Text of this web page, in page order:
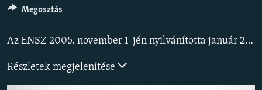
Ugrás
keresésre
ELEMZŐ
TÁRSADALOM
Az ENSZ 2005. november 1-jén nyilvánította január 27-ét a holokauszt nemzetközi emléknapjává. 1945-ben a szovjet hadsereg ezen a napon szabadította fel a második világháború legnagyobb náci megsemmisítőtáborát Auschwitzban.
Részletek megjelenítése
Megosztás